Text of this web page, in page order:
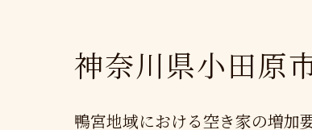
神奈川県小田原
鴨宮地域における空き家の増加